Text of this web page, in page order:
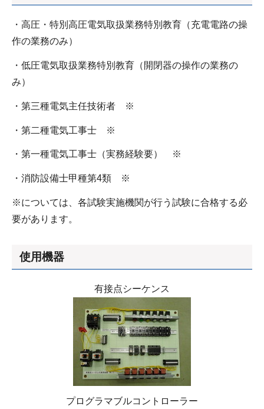
・高圧・特別高圧電気取扱業務特別教育（充電電路の操
作の業務のみ）
・低圧電気取扱業務特別教育（開閉器の操作の業務の
み）
・第三種電気主任技術者 ※
・第二種電気工事士 ※
・第一種電気工事士（実務経験要） ※
・消防設備士甲種第4類 ※
※については、各試験実施機関が行う試験に合格する必
要があります。
使用機器
有接点シーケンス
プログラマブルコントローラー